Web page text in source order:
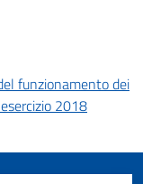
funzionamento dei
2018